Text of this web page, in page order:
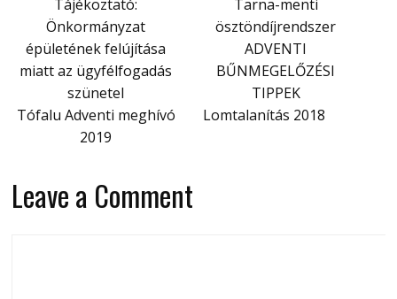
Tájékoztató:
Önkormányzat
épületének felújítása
miatt az ügyfélfogadás
szünetel
Tarna-menti
ösztöndíjrendszer
ADVENTI
BŰNMEGELŐZÉSI
TIPPEK
Tófalu Adventi meghívó
2019
Lomtalanítás 2018
Leave a Comment